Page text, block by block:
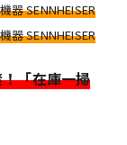
器 SENNHEISER
器 SENNHEISER
「在庫一掃